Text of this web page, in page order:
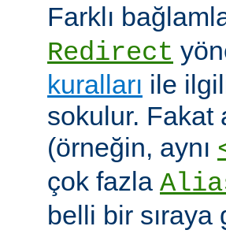
Farklı
Redirect
kuralları ile
sokulur. Fakat
(örneğin, aynı
çok fazla
belli bir